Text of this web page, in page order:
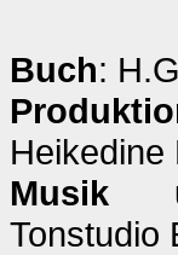
Buch:
Heikedine
Musik
Tonstudio